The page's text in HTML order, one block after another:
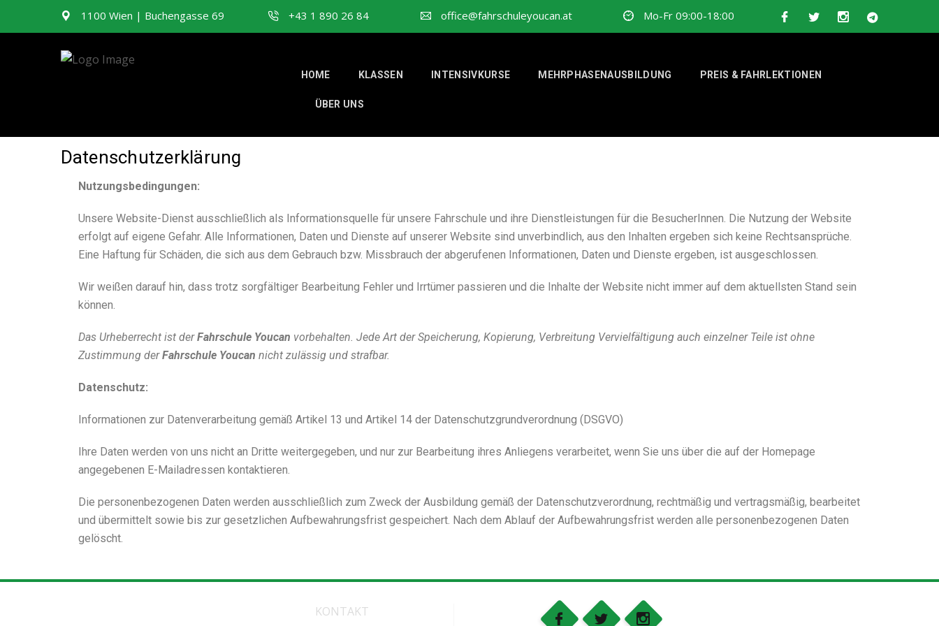
1100 Wien | Buchengasse 69 +43 1 890 26 84 office@fahrschuleyoucan.at Mo-Fr 09:00-18:00
HOME KLASSEN INTENSIVKURSE MEHRPHASENAUSBILDUNG PREIS & FAHRLEKTIONEN
ÜBER UNS
Datenschutzerklärung
Nutzungsbedingungen:
Unsere Website-Dienst ausschließlich als Informationsquelle für unsere Fahrschule und ihre Dienstleistungen für die BesucherInnen. Die Nutzung der Website
erfolgt auf eigene Gefahr. Alle Informationen, Daten und Dienste auf unserer Website sind unverbindlich, aus den Inhalten ergeben sich keine Rechtsansprüche.
Eine Haftung für Schäden, die sich aus dem Gebrauch bzw. Missbrauch der abgerufenen Informationen, Daten und Dienste ergeben, ist ausgeschlossen.
Wir weißen darauf hin, dass trotz sorgfältiger Bearbeitung Fehler und Irrtümer passieren und die Inhalte der Website nicht immer auf dem aktuellsten Stand sein
können.
Das Urheberrecht ist derFahrschule Youcan vorbehalten. Jede Art der Speicherung, Kopierung, Verbreitung Vervielfältigung auch einzelner Teile ist ohne
Zustimmung derFahrschule Youcan nicht zulässig und strafbar.
Datenschutz:
Informationen zur Datenverarbeitung gemäß Artikel 13 und Artikel 14 der Datenschutzgrundverordnung (DSGVO)
Ihre Daten werden von uns nicht an Dritte weitergegeben, und nur zur Bearbeitung ihres Anliegens verarbeitet, wenn Sie uns über die auf der Homepage
angegebenen E-Mailadressen kontaktieren.
Die personenbezogenen Daten werden ausschließlich zum Zweck der Ausbildung gemäß der Datenschutzverordnung, rechtmäßig und vertragsmäßig, bearbeitet
und übermittelt sowie bis zur gesetzlichen Aufbewahrungsfrist gespeichert. Nach dem Ablauf der Aufbewahrungsfrist werden alle personenbezogenen Daten
gelöscht.
KONTAKT